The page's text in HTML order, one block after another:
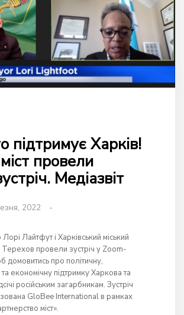
підтримує Харків!
провели
Медіазвіт
2022 -
Лайтфут і Харківський міський
Терехов провели зустріч у Zoom-
домовитись про політичну,
та економічну підтримку Харкова та
російським загарбникам. Зустріч
GloBee International в рамках
міст».